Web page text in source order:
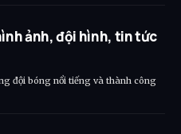
ảnh, đội hình, tin tức
đội bóng nổi tiếng và thành công